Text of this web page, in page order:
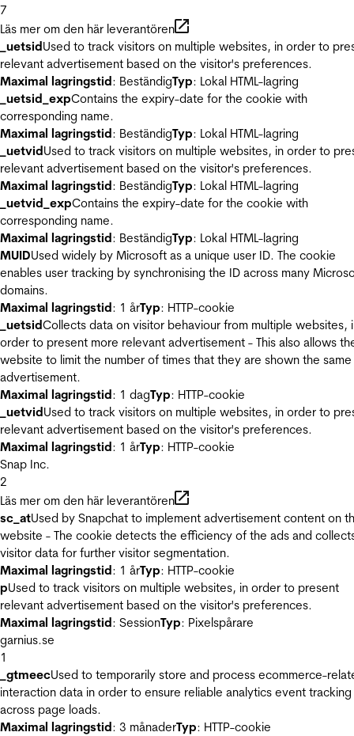
7
Läs mer om den här leverantören
_uetsidUsed to track visitors on multiple websites, in order to
relevant advertisement based on the visitor's preferences.
Maximal lagringstid: BeständigTyp: Lokal HTML-lagring
_uetsid_expContains the expiry-date for the cookie with
corresponding name.
Maximal lagringstid: BeständigTyp: Lokal HTML-lagring
_uetvidUsed to track visitors on multiple websites, in order to
relevant advertisement based on the visitor's preferences.
Maximal lagringstid: BeständigTyp: Lokal HTML-lagring
_uetvid_expContains the expiry-date for the cookie with
corresponding name.
Maximal lagringstid: BeständigTyp: Lokal HTML-lagring
MUIDUsed widely by Microsoft as a unique user ID. The cookie
enables user tracking by synchronising the ID across many
domains.
Maximal lagringstid: 1 årTyp: HTTP-cookie
_uetsidCollects data on visitor behaviour from multiple websites,
order to present more relevant advertisement - This also allows
website to limit the number of times that they are shown the same
advertisement.
Maximal lagringstid: 1 dagTyp: HTTP-cookie
_uetvidUsed to track visitors on multiple websites, in order to
relevant advertisement based on the visitor's preferences.
Maximal lagringstid: 1 årTyp: HTTP-cookie
Snap Inc.
2
Läs mer om den här leverantören
sc_atUsed by Snapchat to implement advertisement content on
website - The cookie detects the efficiency of the ads and
visitor data for further visitor segmentation.
Maximal lagringstid: 1 årTyp: HTTP-cookie
pUsed to track visitors on multiple websites, in order to present
relevant advertisement based on the visitor's preferences.
Maximal lagringstid: SessionTyp: Pixelspårare
garnius.se
1
_gtmeecUsed to temporarily store and process ecommerce-
interaction data in order to ensure reliable analytics event tracking
across page loads.
Maximal lagringstid: 3 månaderTyp: HTTP-cookie